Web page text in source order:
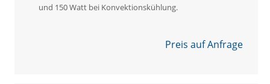
und 150 Watt bei Konvektionskühlung.
Preis auf Anfrage